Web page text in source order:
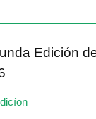
Edición